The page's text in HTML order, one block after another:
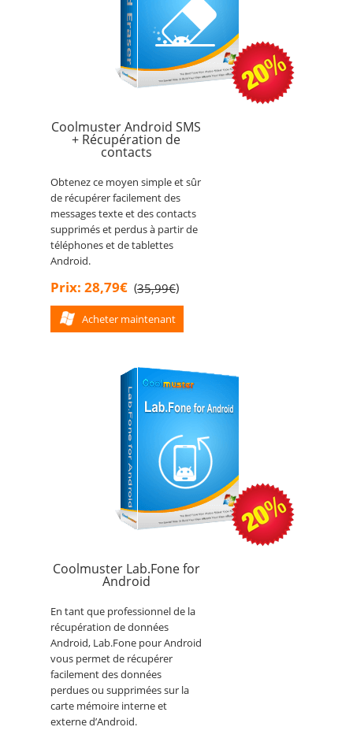
Coolmuster Android SMS
+ Récupération de
contacts
Obtenez ce moyen simple et sûr
de récupérer facilement des
messages texte et des contacts
supprimés et perdus à partir de
téléphones et de tablettes
Android.
Prix: 28,79€ (35,99€)
Acheter maintenant
Coolmuster Lab.Fone for
Android
En tant que professionnel de la
récupération de données
Android, Lab.Fone pour Android
vous permet de récupérer
facilement des données
perdues ou supprimées sur la
carte mémoire interne et
externe d’Android.